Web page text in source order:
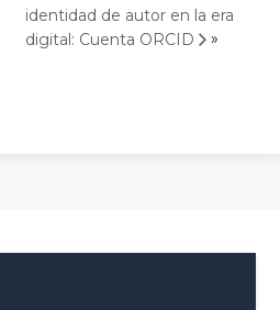
identidad de autor en la era
digital: Cuenta ORCID
»